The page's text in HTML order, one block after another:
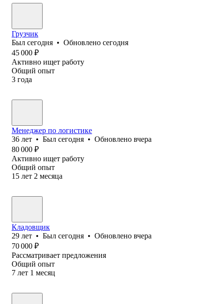
Грузчик
Был сегодня • Обновлено сегодня
45 000 ₽
Активно ищет работу
Общий опыт
3 года
Менеджер по логистике
36 лет • Был сегодня • Обновлено вчера
80 000 ₽
Активно ищет работу
Общий опыт
15 лет 2 месяца
Кладовщик
29 лет • Был сегодня • Обновлено вчера
70 000 ₽
Рассматривает предложения
Общий опыт
7 лет 1 месяц